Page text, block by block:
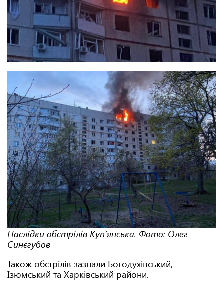
Наслідки обстрілів Куп’янська. Фото: Олег
Синєгубов
Також обстрілів зазнали Богодухівський,
Ізюмський та Харківський райони.